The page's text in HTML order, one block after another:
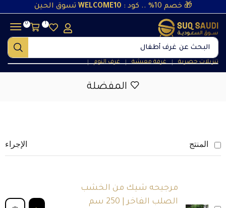
🎁 خصم 10% .. كود : WELCOME10 تسوق الحين
البحث عن غرف أطفال
تنزيلات حصرية ❘ غرفة معيشة ❘ غرف النوم ❘
1
0
المفضلة
المنتج الإجراء
مرجيحه شيك من الخشب
الصلب الفاخر | 250 سم